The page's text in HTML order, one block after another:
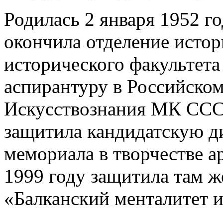
Родилась 2 января 1952
окончила отделение
исторического
аспирантуру в
Искусствознания МК
защитила кандидатскую
мемориала в творчестве
1999 году защитила там
«Балканский менталитет